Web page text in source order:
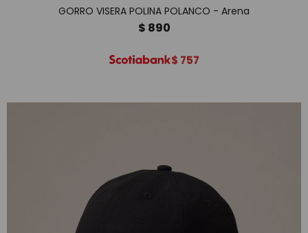
GORRO VISERA POLINA POLANCO - Arena
$ 890
$ 757